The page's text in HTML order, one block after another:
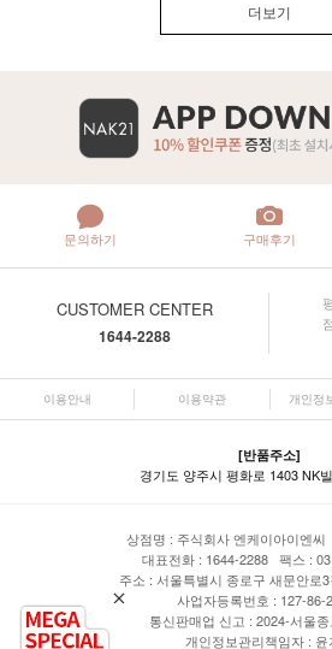
더보기
문의하기 구매후기
CUSTOMER CENTER
1644-2288
이용안내 이용약관 개인정
[반품주소]
경기도 양주시 평화로 1403 NK
상점명 : 주식회사 엔케이아이엔
대표전화 : 1644-2288 팩스 :
주소 : 서울특별시 종로구 새문안로
사업자등록번호 : 127-86-
통신판매업 신고 : 2024-서울
개인정보관리책임자 : 윤